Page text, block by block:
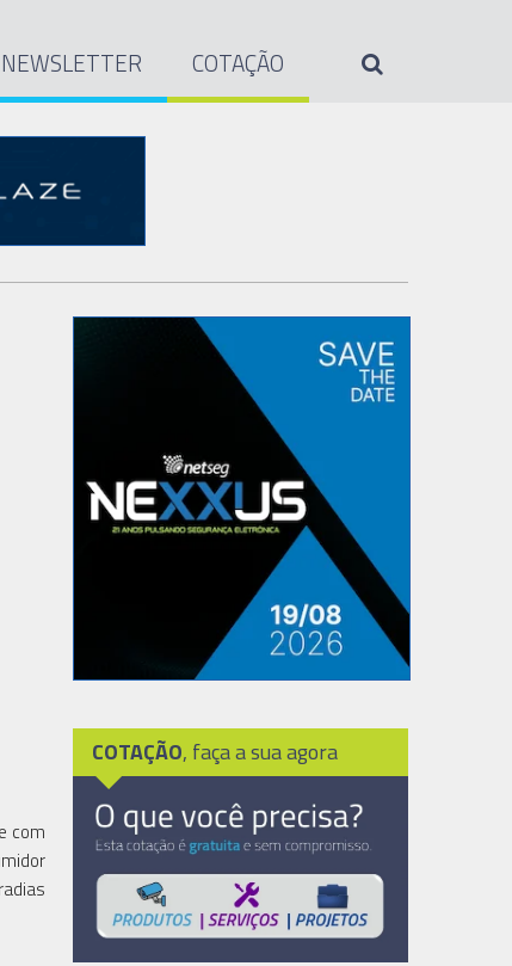
NEWSLETTER COTAÇÃO
com
COTAÇÃO, faça a sua agora